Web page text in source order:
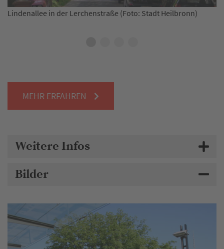
Platanen in der Kaiserstraße (Foto: Stadt Heilbronn)
MEHR ERFAHREN
Weitere Infos
Bilder